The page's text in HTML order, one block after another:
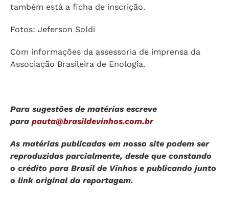
também está a ficha de inscrição.
Fotos: Jeferson Soldi
Com informações da assessoria de imprensa da
Associação Brasileira de Enologia.
Para sugestões de matérias escreve
para pauta@brasildevinhos.com.br
As matérias publicadas em nosso site podem ser
reproduzidas parcialmente, desde que constando
o crédito para Brasil de Vinhos e publicando junto
o link original da reportagem.